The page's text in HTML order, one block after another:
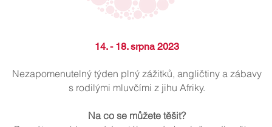
14. - 18. srpna 2023
Nezapomenutelný týden plný zážitků, angličtiny a zábavy
s rodilými mluvčími z jihu Afriky.
Na co se můžete těšit?